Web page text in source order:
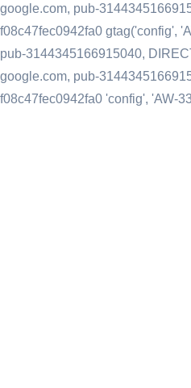
google.com, pub-
f08c47fec0942fa0 gtag('config',
pub-3144345166915040,
google.com, pub-
f08c47fec0942fa0 'config', 'AW-